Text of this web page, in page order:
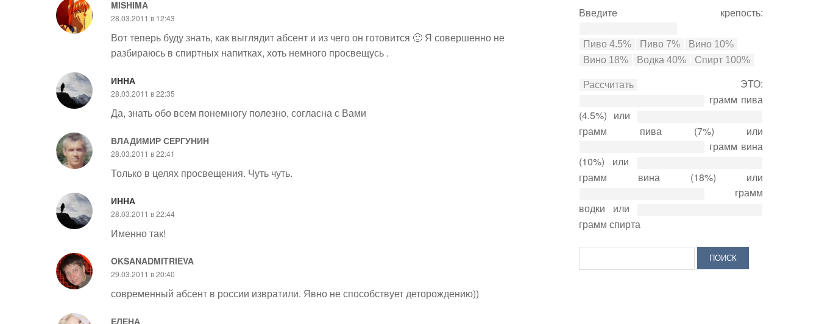
MISHIMA
28.03.2011 в 12:43
Вот теперь буду знать, как выглядит абсент и из чего он готовится 🙂 Я совершенно не
разбираюсь в спиртных напитках, хоть немного просвещусь .
ИННА
28.03.2011 в 22:35
Да, знать обо всем понемногу полезно, согласна с Вами
ВЛАДИМИР СЕРГУНИН
28.03.2011 в 22:41
Только в целях просвещения. Чуть чуть.
ИННА
28.03.2011 в 22:44
Именно так!
OKSANADMITRIEVA
29.03.2011 в 20:40
современный абсент в россии извратили. Явно не способствует деторождению))
ЕЛЕНА
Введите крепость:
ЭТО:
грамм пива
(4.5%) или
грамм пива (7%) или
грамм вина
(10%) или
грамм вина (18%) или
грамм
водки или
грамм спирта